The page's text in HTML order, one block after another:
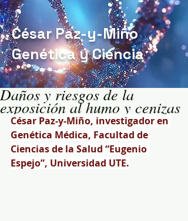
César Paz-y-Miño
Genética y Ciencia
Daños y riesgos de la
exposición al humo y cenizas
César Paz-y-Miño, investigador en
Genética Médica, Facultad de
Ciencias de la Salud “Eugenio
Espejo”, Universidad UTE.